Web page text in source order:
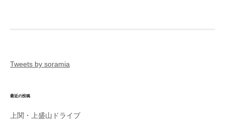
Tweets by soramia
最近の投稿
上関・上盛山ドライブ